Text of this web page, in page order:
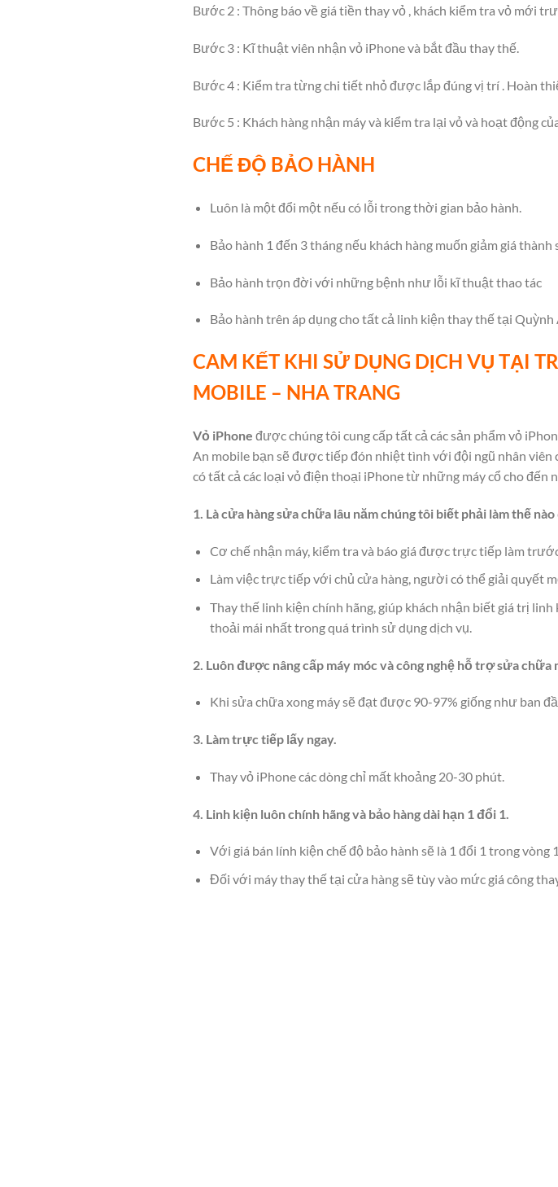
Bước 2 : Thông báo về giá tiền thay vỏ , khách kiểm tra vỏ mới
Bước 3 : Kĩ thuật viên nhận vỏ iPhone và bắt đầu thay thế.
Bước 4 : Kiểm tra từng chi tiết nhỏ được lắp đúng vị trí . Hoàn
Bước 5 : Khách hàng nhận máy và kiểm tra lại vỏ và hoạt động
CHẾ ĐỘ BẢO HÀNH
Luôn là một đổi một nếu có lỗi trong thời gian bảo hành.
Bảo hành 1 đến 3 tháng nếu khách hàng muốn giảm giá
Bảo hành trọn đời với những bệnh như lỗi kĩ thuật thao tác
Bảo hành trên áp dụng cho tất cả linh kiện thay thế tại Quỳnh
CAM KẾT KHI SỬ DỤNG DỊCH VỤ TẠI
MOBILE – NHA TRANG
Vỏ iPhone được chúng tôi cung cấp tất cả các sản phẩm vỏ
An mobile bạn sẽ được tiếp đón nhiệt tình với đội ngũ nhân
có tất cả các loại vỏ điện thoại iPhone từ những máy cổ cho đến
1. Là cửa hàng sửa chữa lâu năm chúng tôi biết phải làm thế
Cơ chế nhận máy, kiểm tra và báo giá được trực tiếp làm
Làm việc trực tiếp với chủ cửa hàng, người có thể giải quyết
Thay thế linh kiện chính hãng, giúp khách nhận biết giá trị
thoải mái nhất trong quá trình sử dụng dịch vụ.
2. Luôn được nâng cấp máy móc và công nghệ hỗ trợ sửa chữa
Khi sửa chữa xong máy sẽ đạt được 90-97% giống như ban
3. Làm trực tiếp lấy ngay.
Thay vỏ iPhone các dòng chỉ mất khoảng 20-30 phút.
4. Linh kiện luôn chính hãng và bảo hàng dài hạn 1 đổi 1.
Với giá bán lính kiện chế độ bảo hành sẽ là 1 đổi 1 trong vòng
Đối với máy thay thế tại cửa hàng sẽ tùy vào mức giá công